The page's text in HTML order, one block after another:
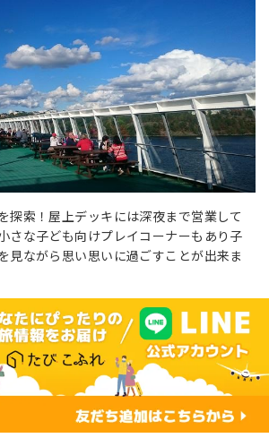
探索！屋上デッキには深夜まで営業して
さな子ども向けプレイコーナーもあり子
見ながら思い思いに過ごすことが出来ま